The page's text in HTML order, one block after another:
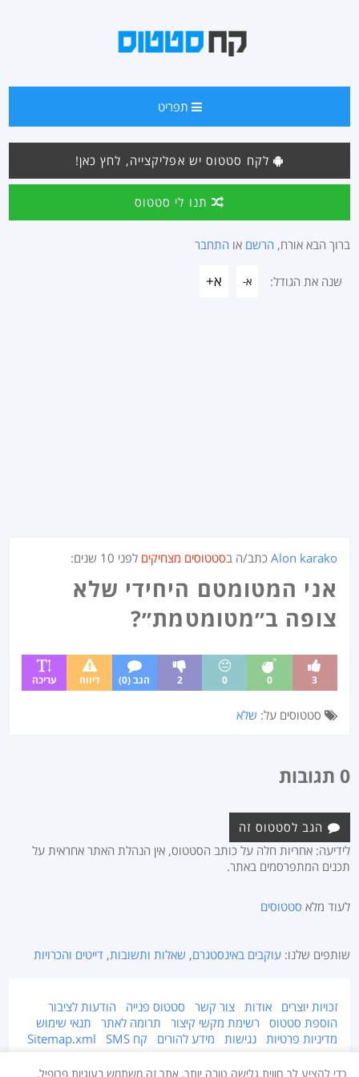
תפריט
לקח סטטוס יש אפליקצייה, לחץ כאן!
תנו לי סטטוס
ברוך הבא אורח, הרשם או התחבר
שנה את הגודל: א- א+
Alon karako כתב/ה בסטטוסים מצחיקים לפני 10 שנים :
אני המטומטם היחידי שלא
צופה ב״מטומטמת״?
3
0
0
2 הגב (0) דיווח עריכה
סטטוסים על: שלא
0 תגובות
הגב לסטטוס זה
לידיעה: אחריות חלה על כותב הסטטוס, אין הנהלת האתר אחראית על
תכנים המתפרסמים באתר.
לעוד מלא סטטוסים
שותפים שלנו:עוקבים באינסטגרם, שאלות ותשובות, דייטים והכרויות
זכויות יוצרים אודות צור קשר סטטוס פנייה
הודעות לציבור
הוספת סטטוס
רשימת מקשי קיצור תרומה לאתר
תנאי שימוש
מדיניות פרטיות
נגישות מידע להורים קח SMS Sitemap.xml
אתר זה מוגן על ידי זכויות יוצרים © 2015-2026 Takestatus.net.
כדי להציע לך חווית גלישה טובה יותר, אתר זה משתמש בעוגיות פרופיל,